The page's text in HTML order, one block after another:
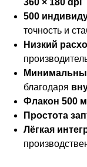
360 × 180 dpi
500
точность и
Низкий
благодаря
Флакон 500
Простота
Лёгкая